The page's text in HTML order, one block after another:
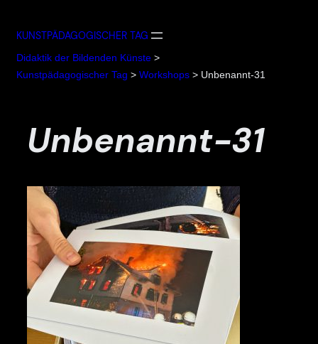
Inhalt
KUNSTPÄDAGOGISCHER TAG
Didaktik der Bildenden Künste >
Kunstpädagogischer Tag > Workshops > Unbenannt-31
Unbenannt-31